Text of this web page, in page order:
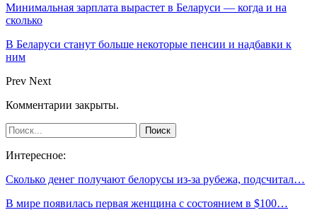
Минимальная зарплата вырастет в Беларуси — когда и на
сколько
В Беларуси станут больше некоторые пенсии и надбавки к
ним
Prev Next
Комментарии закрыты.
Интересное:
Сколько денег получают белорусы из-за рубежа, подсчитал…
В мире появилась первая женщина с состоянием в $100…